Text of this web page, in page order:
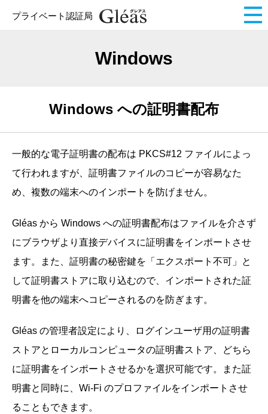
プライベート認証局
Windows
Windows への証明書配布
一般的な電子証明書の配布は PKCS#12 ファイルによっ
て行われますが、証明書ファイルのコピーが容易なた
め、複数の端末へのインポートを防げません。
Gléas から Windows への証明書配布はファイルを介さず
にブラウザより直接デバイスに証明書をインポートさせ
ます。また、証明書の秘密鍵を「エクスポート不可」と
して証明書ストアに取り込むので、インポートされた証
明書を他の端末へコピーされるのを防ぎます。
Gléas の管理者設定により、ログインユーザ用の証明書
ストアとローカルコンピュータの証明書ストア、どちら
に証明書をインポートさせるかを選択可能です。また証
明書と同時に、Wi-Fi のプロファイルをインポートさせ
ることもできます。